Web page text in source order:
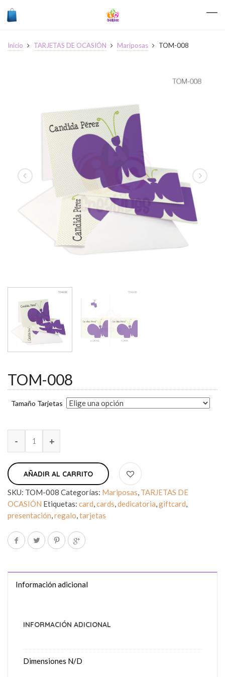
Inicio TARJETAS DE OCASIÓN Mariposas TOM-008
TOM-008
Tamaño Tarjetas
AÑADIR AL CARRITO
SKU: TOM-008 Categorías: Mariposas, TARJETAS DE
OCASIÓN Etiquetas: card,cards,dedicatoria,giftcard,
presentación,regalo,tarjetas
Información adicional
INFORMACIÓN ADICIONAL
Dimensiones N/D